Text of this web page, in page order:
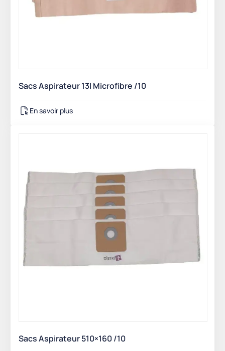
Sacs Aspirateur 13l Microfibre /10
En savoir plus
Sacs Aspirateur 510×160 /10